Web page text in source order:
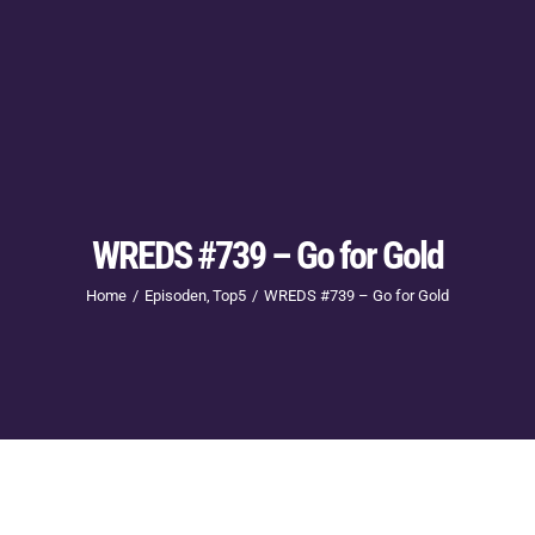
WREDS #739 – Go for Gold
Home Episoden Top5 WREDS #739 – Go for Gold